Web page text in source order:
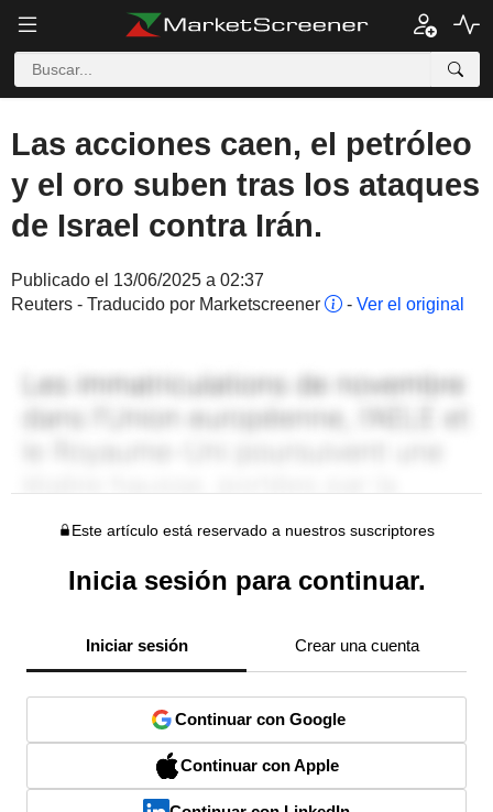
Las acciones caen, el petróleo
y el oro suben tras los ataques
de Israel contra Irán.
Publicado el 13/06/2025 a 02:37
Reuters - Traducido por Marketscreener
- Ver el original
Este artículo está reservado a nuestros suscriptores
Inicia sesión para continuar.
Iniciar sesión Crear una cuenta
Continuar con Google
Continuar con Apple